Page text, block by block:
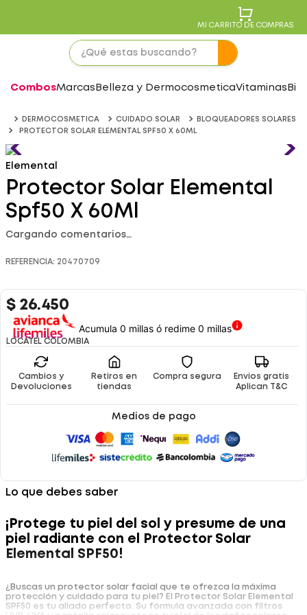
MI CARRITO DE COMPRAS
CombosMarcas Belleza y DermocosmeticaVitaminas
DERMOCOSMETICA CUIDADO SOLAR
BLOQUEADORES SOLARES
PROTECTOR SOLAR ELEMENTAL SPF50 X 60ML
Elemental
Protector Solar Elemental
Spf50 X 60Ml
Cargando comentarios…
REFERENCIA: 20470709
$ 26.450
Acumula 0 millas ó redime 0 millas
LOCATEL COLOMBIA
Cambios y
Devoluciones
Retiros en
tiendas
Compra segura
Envíos gratis
Aplican T&C
Medios de pago
Lo que debes saber
¡Protege tu piel del sol y presume de una
piel radiante con el Protector Solar
Elemental SPF50!
¿Buscas un protector solar facial que te ofrezca la máxima
protección y cuidado para tu piel? El Protector Solar Elemental
SPF50 es tu aliado perfecto. Su fórmula avanzada con filtros